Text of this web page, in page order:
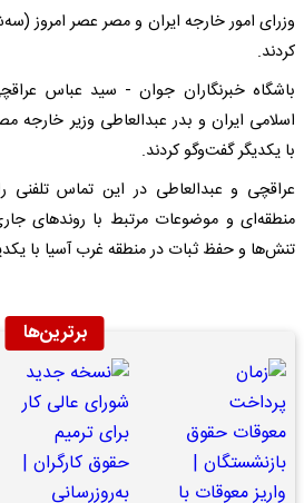
وزرای امور خارجه ایران و مصر عصر امروز
کردند.
باشگاه خبرنگاران جوان - سید عباس
اسلامی ایران و بدر عبدالعاطی وزیر خارجه
با یکدیگر گفت‌و‌گو کردند.
عراقچی و عبدالعاطی در این تماس تلفنی
منطقه‌ای و موضوعات مرتبط با روند‌های
تنش‌ها و حفظ ثبات در منطقه غرب آسیا با
برترین‌ها